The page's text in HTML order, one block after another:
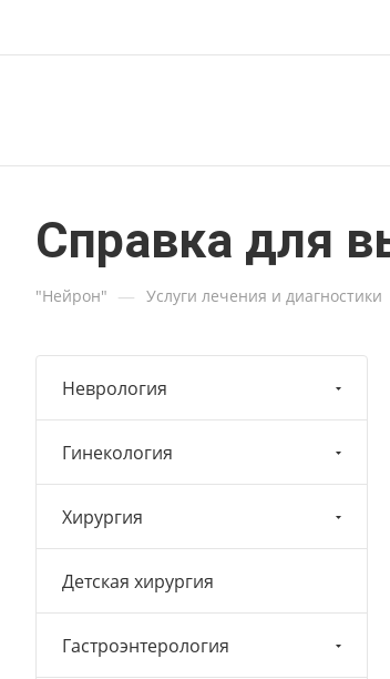
Справка для
"Нейрон" — Услуги лечения и диагностики
Неврология
Гинекология
Хирургия
Детская хирургия
Гастроэнтерология